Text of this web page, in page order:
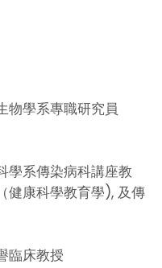
物學系專職研究員
學系傳染病科講座教
健康科學教育學), 及傳
臨床教授